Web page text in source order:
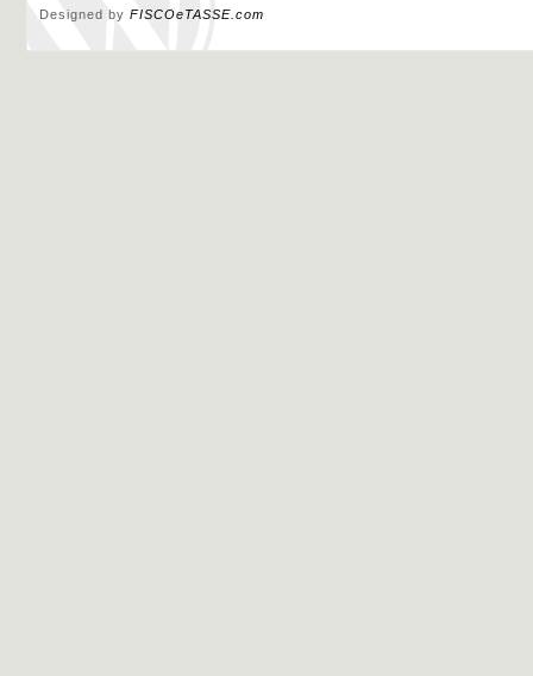
Designed by FISCOeTASSE.com